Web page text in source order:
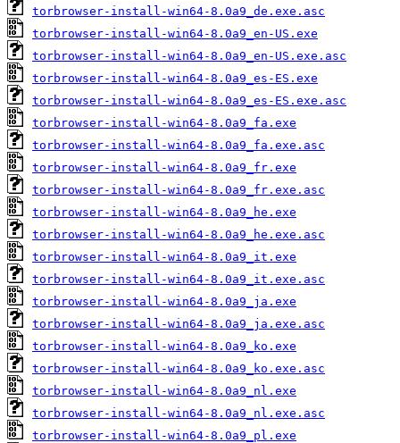
torbrowser-install-win64-8.0a9_de.exe.asc
torbrowser-install-win64-8.0a9_en-US.exe
torbrowser-install-win64-8.0a9_en-US.exe.asc
torbrowser-install-win64-8.0a9_es-ES.exe
torbrowser-install-win64-8.0a9_es-ES.exe.asc
torbrowser-install-win64-8.0a9_fa.exe
torbrowser-install-win64-8.0a9_fa.exe.asc
torbrowser-install-win64-8.0a9_fr.exe
torbrowser-install-win64-8.0a9_fr.exe.asc
torbrowser-install-win64-8.0a9_he.exe
torbrowser-install-win64-8.0a9_he.exe.asc
torbrowser-install-win64-8.0a9_it.exe
torbrowser-install-win64-8.0a9_it.exe.asc
torbrowser-install-win64-8.0a9_ja.exe
torbrowser-install-win64-8.0a9_ja.exe.asc
torbrowser-install-win64-8.0a9_ko.exe
torbrowser-install-win64-8.0a9_ko.exe.asc
torbrowser-install-win64-8.0a9_nl.exe
torbrowser-install-win64-8.0a9_nl.exe.asc
torbrowser-install-win64-8.0a9_pl.exe